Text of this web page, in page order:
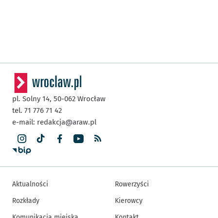
pl. Solny 14, 50-062 Wrocław
tel. 71 776 71 42
e-mail: redakcja@araw.pl
Aktualności
Rozkłady
Rowerzyści
Kierowcy